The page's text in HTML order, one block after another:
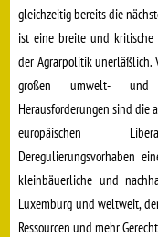
gleichzeitig bereits die
ist eine breite und kritische
der Agrarpolitik unerläßlich.
großen umwelt- und
Herausforderungen sind
europäischen
Deregulierungsvorhaben
kleinbäuerliche und
Luxemburg und weltweit,
Ressourcen und mehr